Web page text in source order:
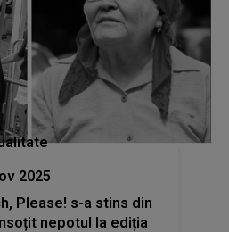
2025
Please! s-a stins din
nepotul la ediția